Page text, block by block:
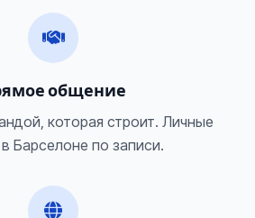
общение
которая строит. Личные
Барселоне по записи.